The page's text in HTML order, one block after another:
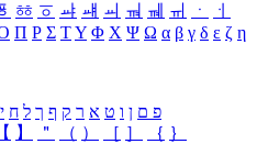
ㆅ ㆆ ㆇ ㆈ ㆉ ㆊ ㆋ ㆌ ㆍ
ㆎ
Π Ρ Σ ΤΥ Φ Χ Ψ Ω α β γ δ ε ζ η
פ ם ן ו ט א ר ק ף ך ל ח י
【 】 ＂ （ ） ［ ］ ｛ ｝